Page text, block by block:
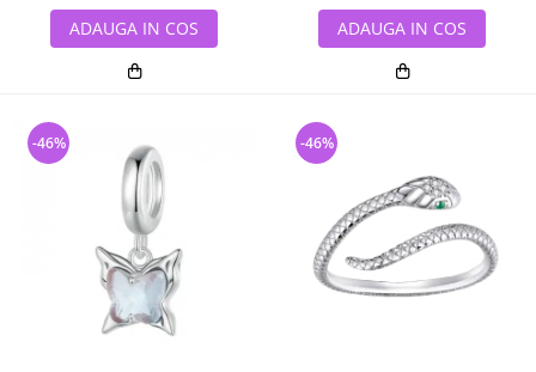
ADAUGA IN COS ADAUGA IN COS
-46% -46%